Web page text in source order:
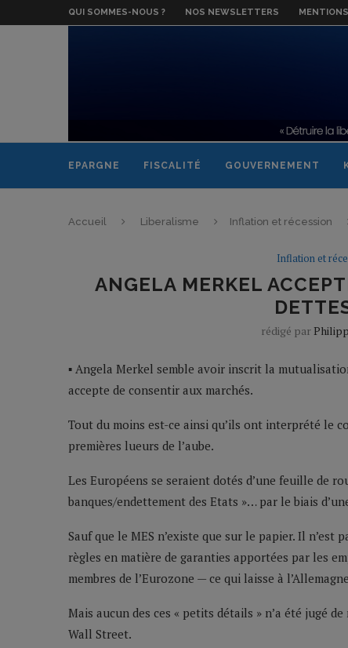
QUI SOMMES-NOUS ? NOS NEWSLETTERS
EPARGNE FISCALITÉ GOUVERNEMENT
Accueil Liberalisme Inflation et récession
Inflation et
ANGELA MERKEL
rédigé par
▪ Angela Merkel semble avoir inscrit la
accepte de consentir aux marchés.
Tout du moins est-ce ainsi qu’ils ont interprété le
premières lueurs de l’aube.
Les Européens se seraient dotés d’une feuille de
banques/endettement des Etats »… par le biais
Sauf que le MES n’existe que sur le papier. Il n’est
règles en matière de garanties apportées par les
membres de l’Eurozone — ce qui laisse à
Mais aucun des ces « petits détails » n’a été jugé
Wall Street.